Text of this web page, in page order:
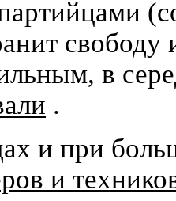
свободу
в
.
и при
и